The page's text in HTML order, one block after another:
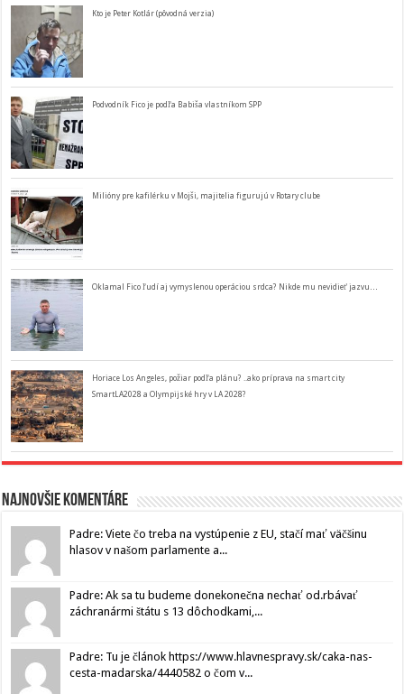
Kto je Peter Kotlár (pôvodná verzia)
Podvodník Fico je podľa Babiša vlastníkom SPP
Milióny pre kafilérku v Mojši, majitelia figurujú v Rotary clube
Oklamal Fico ľudí aj vymyslenou operáciou srdca? Nikde mu nevidieť jazvu…
Horiace Los Angeles, požiar podľa plánu? ..ako príprava na smart city
SmartLA2028 a Olympijské hry v LA 2028?
Najnovšie komentáre
Padre: Viete čo treba na vystúpenie z EU, stačí mať väčšinu
hlasov v našom parlamente a...
Padre: Ak sa tu budeme donekonečna nechať od.rbávať
záchranármi štátu s 13 dôchodkami,...
Padre: Tu je článok https://www.hlavnespravy.sk/caka-nas-
cesta-madarska/4440582 o čom v...